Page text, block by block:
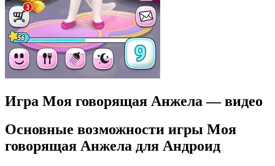
Игра Моя говорящая Анжела — видео
Основные возможности игры Моя
говорящая Анжела для Андроид